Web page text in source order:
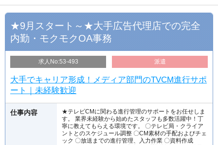
★9月スタート～★大手広告代理店での完全
内勤・モクモクOA事務
求人No:53-493 派遣
大手でキャリア形成！メディア部門のTVCM進行サポ
ート｜未経験歓迎
仕事内容
★テレビCMに関わる進行管理のサポートをお任せしま
す。 業界未経験から始めたスタッフも多数活躍中！丁
寧に教えてもらえる環境です。 〇テレビ局・クライア
ントとのスケジュール調整 〇CM素材の手配およびチェ
ック 〇放送までの進行管理、入力作業 〇資料作成